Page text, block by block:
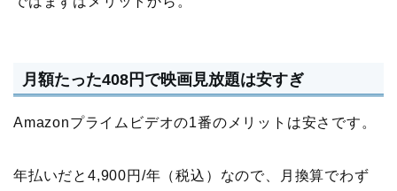
月額たった408円で映画見放題は安すぎ
Amazonプライムビデオの1番のメリットは安さです。
年払いだと4,900円/年（税込）なので、月換算でわず